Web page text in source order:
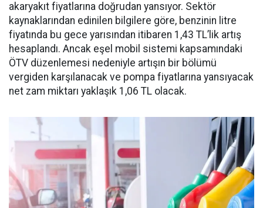
akaryakıt fiyatlarına doğrudan yansıyor. Sektör
kaynaklarından edinilen bilgilere göre, benzinin litre
fiyatında bu gece yarısından itibaren 1,43 TL’lik artış
hesaplandı. Ancak eşel mobil sistemi kapsamındaki
ÖTV düzenlemesi nedeniyle artışın bir bölümü
vergiden karşılanacak ve pompa fiyatlarına yansıyacak
net zam miktarı yaklaşık 1,06 TL olacak.